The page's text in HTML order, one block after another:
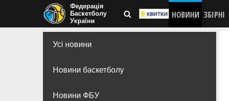
Федерація
Баскетболу
України
НОВИНИ ЗБІРНІ
Усі новини
Новини баскетболу
Новини ФБУ